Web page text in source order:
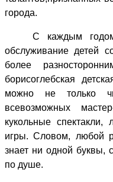
города.
С каждым годом
обслуживание детей
более
борисоглебская
можно не только
всевозможных
кукольные
игры. Словом, любой
знает ни одной буквы,
по душе.